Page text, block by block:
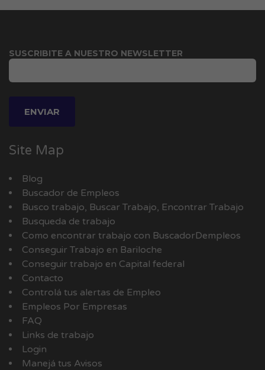
SUSCRIBITE A NUESTRO NEWSLETTER
Site Map
Blog
Buscador de Empleos
Busco trabajo, Buscar Trabajo, Encontrar Trabajo
Busqueda de trabajo
Como encontrar trabajo con BuscadorDempleos
Conseguir Trabajo en Bariloche
Conseguir trabajo en Capital federal
Contacto
Controlá tus alertas de Empleo
Empleos Por Empresas
FAQ
Links de trabajo
Login
Manejá tus Avisos